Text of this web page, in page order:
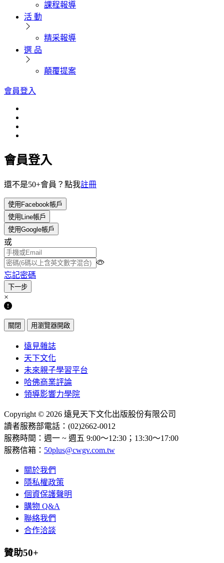
課程報導
活 動
精采報導
選 品
顛覆提案
會員登入
會員登入
還不是50+會員？點我註冊
使用Facebook帳戶
使用Line帳戶
使用Google帳戶
或
忘記密碼
×
關閉 用瀏覽器開啟
遠見雜誌
天下文化
未來親子學習平台
哈佛商業評論
領導影響力學院
Copyright © 2026 遠見天下文化出版股份有限公司
讀者服務部電話：(02)2662-0012
服務時間：週一 ~ 週五 9:00～12:30；13:30～17:00
服務信箱： 50plus@cwgv.com.tw
關於我們
隱私權政策
個資保護聲明
購物 Q&A
聯絡我們
合作洽談
贊助50+